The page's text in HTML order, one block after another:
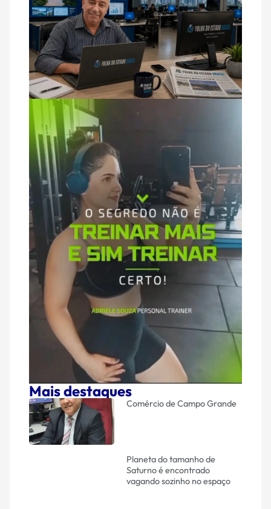
Mais destaques
Comércio de Campo Grande
Planeta do tamanho de
Saturno é encontrado
vagando sozinho no espaço